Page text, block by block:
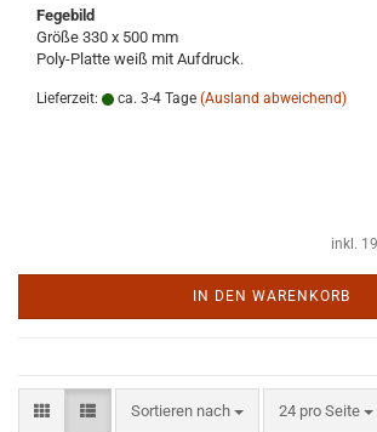
Fegebild
Größe 330 x 500 mm
Poly-Platte weiß mit Aufdruck.
Lieferzeit: ca. 3-4 Tage (Ausland abweichend)
inkl.
IN DEN WARENKORB
Sortieren nach
Sortieren nach 24 pro Seite
pro Seite